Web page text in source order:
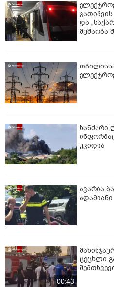
და
მუშაობა
ხანძარი
უკიდია
ავარია
ადამიანი
00:43
ცეცხლი